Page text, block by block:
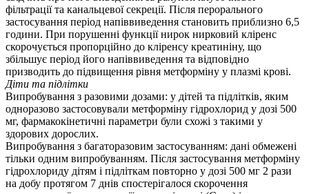
фільтрації та канальцевої секреції. Після перорального
застосування період напіввиведення становить приблизно 6,5
години. При порушенні функції нирок нирковий кліренс
скорочується пропорційно до кліренсу креатиніну, що
збільшує період його напіввиведення та відповідно
призводить до підвищення рівня метформіну у плазмі крові.
Діти та підлітки
Випробування з разовими дозами: у дітей та підлітків, яким
одноразово застосовували метформіну гідрохлорид у дозі 500
мг, фармакокінетичні параметри були схожі з такими у
здорових дорослих.
Випробування з багаторазовим застосуванням: дані обмежені
тільки одним випробуванням. Після застосування метформіну
гідрохлориду дітям і підліткам повторно у дозі 500 мг 2 рази
на добу протягом 7 днів спостерігалося скорочення